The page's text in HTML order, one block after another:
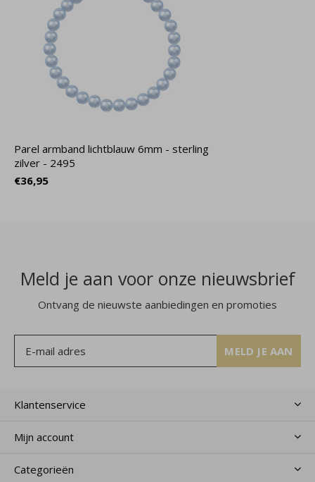
Parel armband lichtblauw 6mm - sterling
zilver - 2495
€36,95
Meld je aan voor onze nieuwsbrief
Ontvang de nieuwste aanbiedingen en promoties
MELD JE AAN
Klantenservice
Mijn account
Categorieën